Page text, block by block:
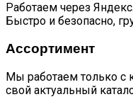
Работаем через
Быстро и безопасно,
Ассортимент
Мы работаем только с
свой актуальный